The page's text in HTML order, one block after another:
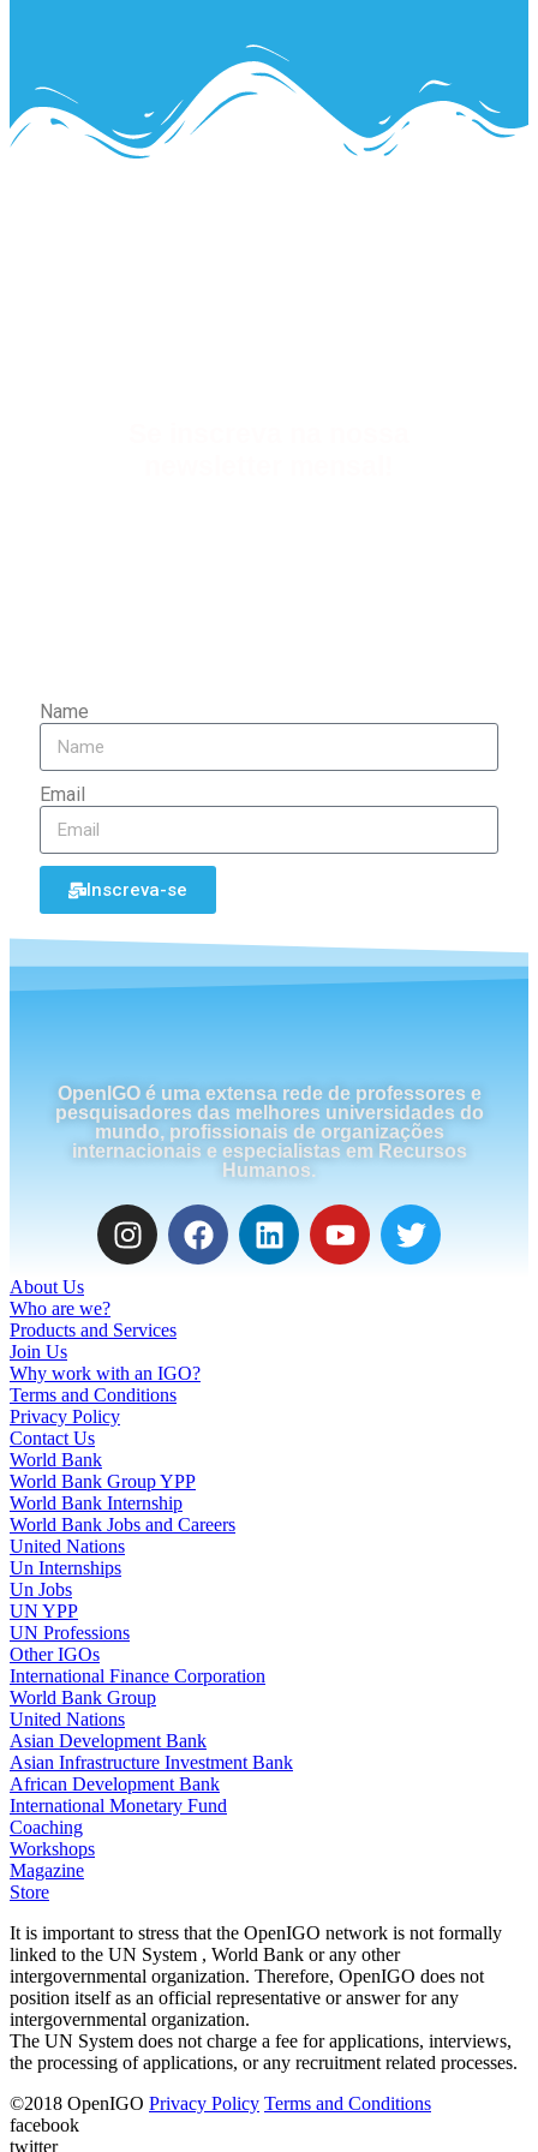
Name
Email
Inscreva-se
OpenIGO é uma extensa rede de professores e
pesquisadores das melhores universidades do
mundo, profissionais de organizações
internacionais e especialistas em Recursos
Humanos.
About Us
Who are we?
Products and Services
Join Us
Why work with an IGO?
Terms and Conditions
Privacy Policy
Contact Us
World Bank
World Bank Group YPP
World Bank Internship
World Bank Jobs and Careers
United Nations
Un Internships
Un Jobs
UN YPP
UN Professions
Other IGOs
International Finance Corporation
World Bank Group
United Nations
Asian Development Bank
Asian Infrastructure Investment Bank
African Development Bank
International Monetary Fund
Coaching
Workshops
Magazine
Store
It is important to stress that the OpenIGO network is not formally
linked to the UN System , World Bank or any other
intergovernmental organization. Therefore, OpenIGO does not
position itself as an official representative or answer for any
intergovernmental organization.
The UN System does not charge a fee for applications, interviews,
the processing of applications, or any recruitment related processes.
©2018 OpenIGO Privacy Policy Terms and Conditions
facebook
twitter